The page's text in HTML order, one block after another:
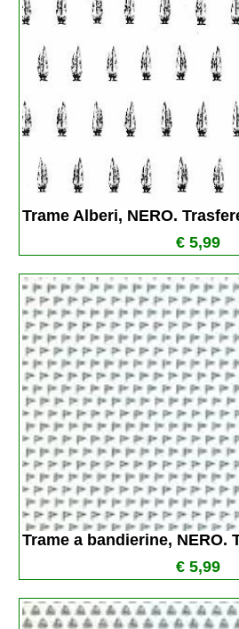
Trame Alberi, NERO.
€ 5,99
Trame a bandierine, NERO.
€ 5,99